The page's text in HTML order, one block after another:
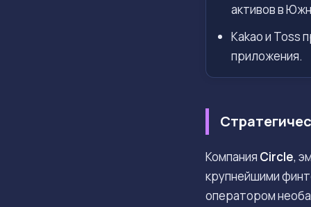
активов в
Kakao и Toss
приложения.
Компания Circle,
крупнейшими
оператором